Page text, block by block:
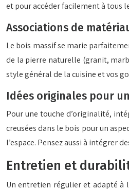
et pour accéder facilement à tous
Associations de
Le bois massif se marie
de la pierre naturelle (granit,
style général de la cuisine et vos
Idées originales pour
Pour une touche d’originalité,
creusées dans le bois pour un
l’espace. Pensez aussi à intégrer
Entretien et
Un entretien régulier et adapté à